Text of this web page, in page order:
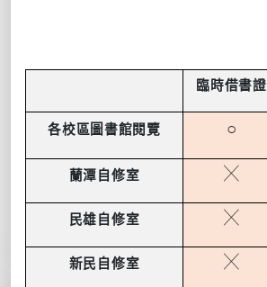
臨時借書證
各校區圖書館閱覽 ○
蘭潭自修室 ╳
民雄自修室 ╳
新民自修室 ╳